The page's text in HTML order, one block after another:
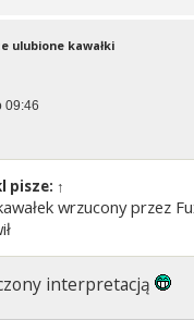
ulubione kawałki
09:46
pisze: ↑
wrzucony przez
interpretacją